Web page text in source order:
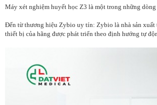
Máy xét nghiệm huyết học Z3 là một trong những
Đến từ thương hiệu Zybio uy tín: Zybio là nhà sản xuất
thiết bị của hãng được phát triển theo định hướng tự